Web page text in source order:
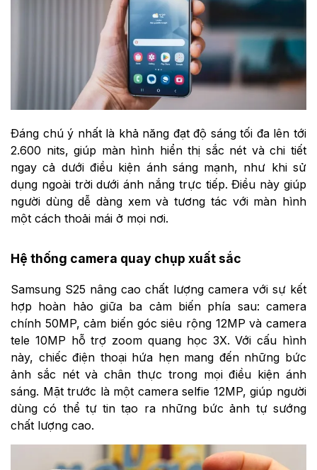
Đáng chú ý nhất là khả năng đạt độ sáng tối đa lên tới
2.600 nits, giúp màn hình hiển thị sắc nét và chi tiết
ngay cả dưới điều kiện ánh sáng mạnh, như khi sử
dụng ngoài trời dưới ánh nắng trực tiếp. Điều này giúp
người dùng dễ dàng xem và tương tác với màn hình
một cách thoải mái ở mọi nơi.
Hệ thống camera quay chụp xuất sắc
Samsung S25 nâng cao chất lượng camera với sự kết
hợp hoàn hảo giữa ba cảm biến phía sau: camera
chính 50MP, cảm biến góc siêu rộng 12MP và camera
tele 10MP hỗ trợ zoom quang học 3X. Với cấu hình
này, chiếc điện thoại hứa hẹn mang đến những bức
ảnh sắc nét và chân thực trong mọi điều kiện ánh
sáng. Mặt trước là một camera selfie 12MP, giúp người
dùng có thể tự tin tạo ra những bức ảnh tự sướng
chất lượng cao.